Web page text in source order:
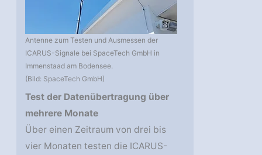
Antenne zum Testen und Ausmessen der
ICARUS-Signale bei SpaceTech GmbH in
Immenstaad am Bodensee.
(Bild: SpaceTech GmbH)
Test der Datenübertragung über
mehrere Monate
Über einen Zeitraum von drei bis
vier Monaten testen die ICARUS-